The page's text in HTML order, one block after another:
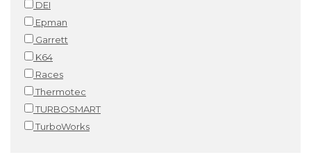
DEI
Epman
Garrett
K64
Races
Thermotec
TURBOSMART
TurboWorks